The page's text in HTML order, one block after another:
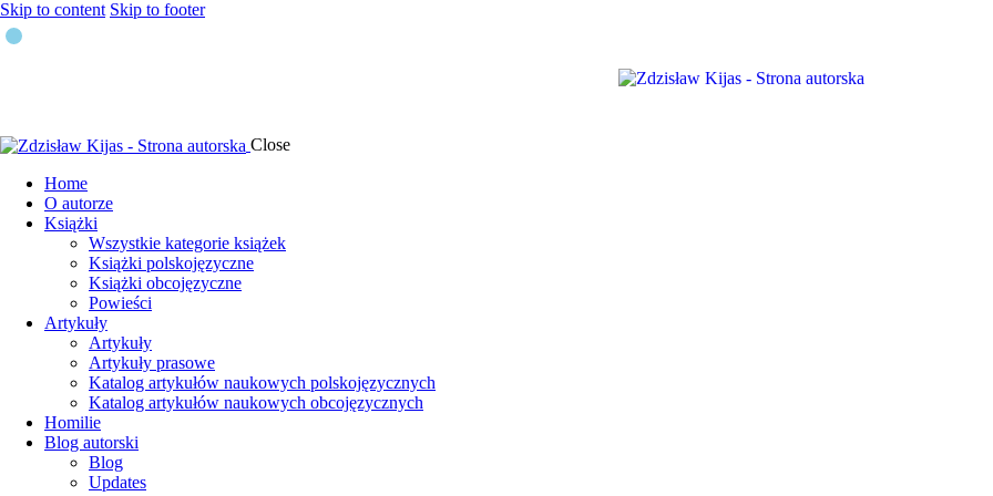
Skip to content Skip to footer
Close
Home
O autorze
Książki
Wszystkie kategorie książek
Książki polskojęzyczne
Książki obcojęzyczne
Powieści
Artykuły
Artykuły
Artykuły prasowe
Katalog artykułów naukowych polskojęzycznych
Katalog artykułów naukowych obcojęzycznych
Homilie
Blog autorski
Blog
Updates